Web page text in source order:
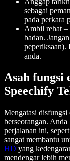
sebagai
pada perkara
Ambil rehat –
badan.
peperiksaan).
anda.
Asah fungsi
Speechify
Mengatasi
berseorangan.
perjalanan ini,
sangat membantu
HD yang
mendengar lebih